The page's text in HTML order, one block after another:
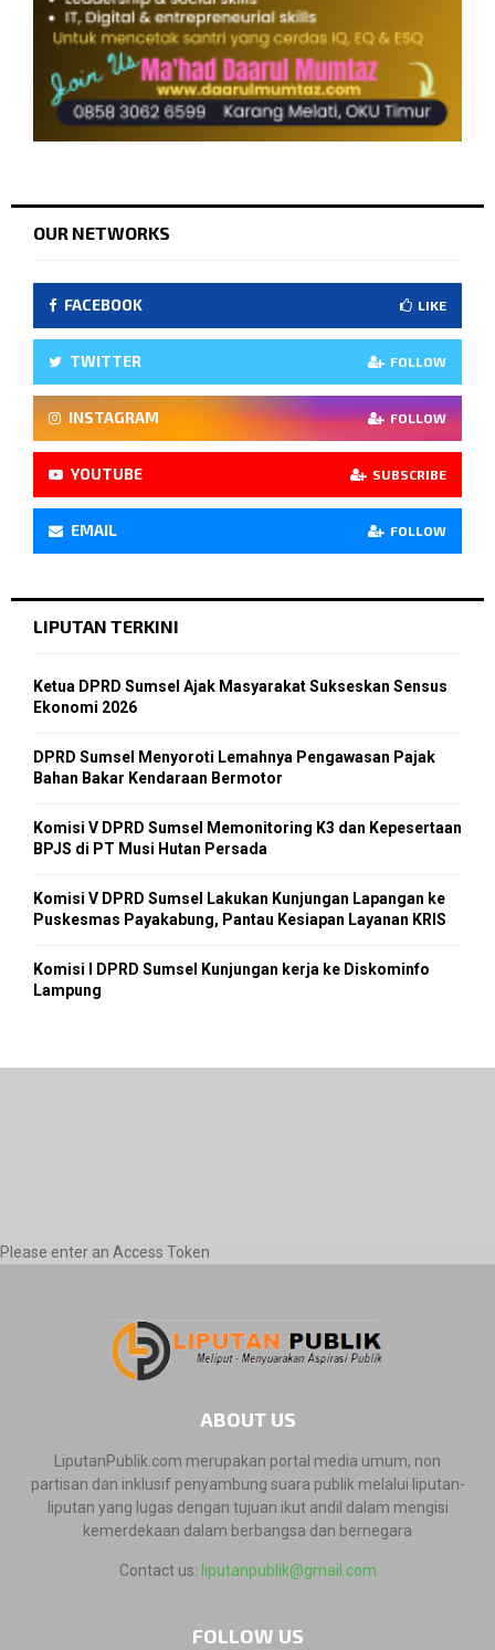
OUR NETWORKS
FACEBOOK LIKE
TWITTER FOLLOW
INSTAGRAM FOLLOW
YOUTUBE SUBSCRIBE
EMAIL FOLLOW
LIPUTAN TERKINI
Ketua DPRD Sumsel Ajak Masyarakat Sukseskan Sensus
Ekonomi 2026
DPRD Sumsel Menyoroti Lemahnya Pengawasan Pajak
Bahan Bakar Kendaraan Bermotor
Komisi V DPRD Sumsel Memonitoring K3 dan Kepesertaan
BPJS di PT Musi Hutan Persada
Komisi V DPRD Sumsel Lakukan Kunjungan Lapangan ke
Puskesmas Payakabung, Pantau Kesiapan Layanan KRIS
Komisi I DPRD Sumsel Kunjungan kerja ke Diskominfo
Lampung
Please enter an Access Token
ABOUT US
LiputanPublik.com merupakan portal media umum, non
partisan dan inklusif penyambung suara publik melalui liputan-
liputan yang lugas dengan tujuan ikut andil dalam mengisi
kemerdekaan dalam berbangsa dan bernegara
Contact us: liputanpublik@gmail.com
FOLLOW US